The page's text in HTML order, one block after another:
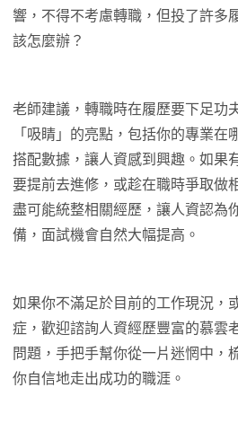
響，不得不考慮轉職，但投了許多
該怎麼辦？
老師建議，轉職時在履歷要下足功
「吸睛」的亮點，包括你的專業在
搭配數據，讓人資感到興趣。如果
要提前去進修，或趁在職時爭取做
盡可能統整相關經歷，讓人資認為
備，面試機會自然大幅提高。
如果你不滿足於目前的工作現況，
症，歡迎諮詢人資經歷豐富的慕雲
問題，手把手幫你從一片迷惘中，
你自信地走出成功的職涯。